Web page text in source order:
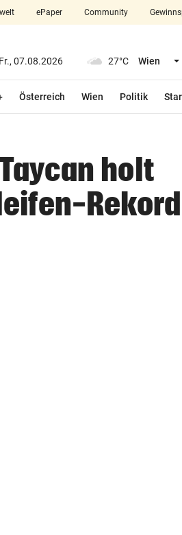
closeSchließen
arrow_right
ePaper Community
aufklappen
Fr., 07.08.2026 27°C Wien
Österreich Wien Politik
holt